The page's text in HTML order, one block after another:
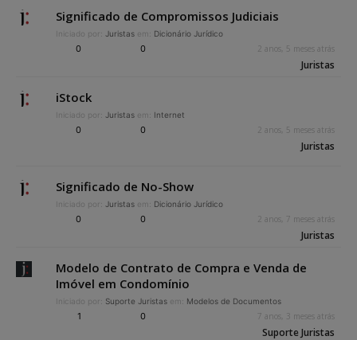
Significado de Compromissos Judiciais
Iniciado por: Juristas em: Dicionário Jurídico
0 0 2 anos, 5 meses atrás
Juristas
iStock
Iniciado por: Juristas em: Internet
0 0 2 anos, 5 meses atrás
Juristas
Significado de No-Show
Iniciado por: Juristas em: Dicionário Jurídico
0 0 2 anos, 7 meses atrás
Juristas
Modelo de Contrato de Compra e Venda de
Imóvel em Condomínio
Iniciado por: Suporte Juristas em: Modelos de Documentos
1 0 7 anos, 3 meses atrás
Suporte Juristas